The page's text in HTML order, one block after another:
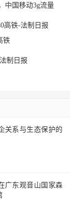
中国移动3g流量
铁
关系与生态保护的
广东观音山国家森